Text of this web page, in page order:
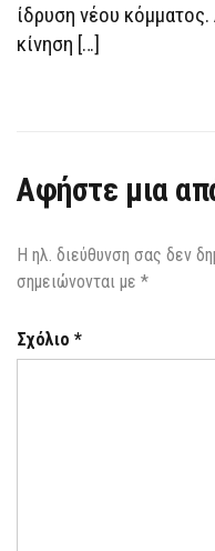
ίδρυση νέου
κίνηση […]
Αφήστε μια
Η ηλ. διεύθυνση σας δεν
σημειώνονται με *
Σχόλιο *